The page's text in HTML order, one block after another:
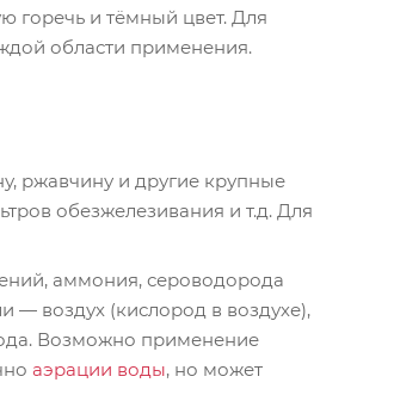
горечь и тёмный цвет. Для
области применения.
ржавчину и другие крупные
обезжелезивания и т.д. Для
аммония, сероводорода
— воздух (кислород в воздухе),
Возможно применение
аэрации воды, но может